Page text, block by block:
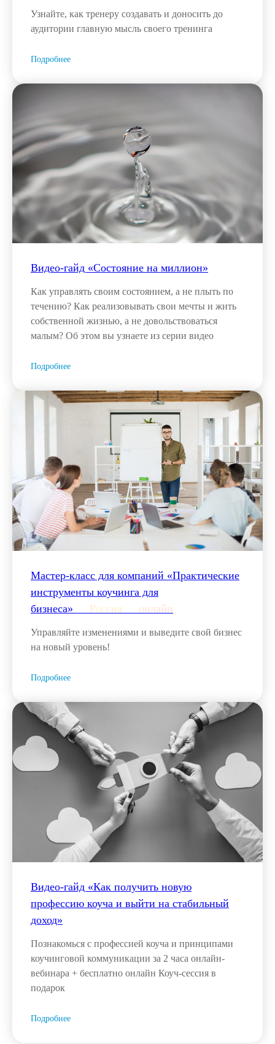
Узнайте, как тренеру создавать и доносить до
аудитории главную мысль своего тренинга
Подробнее
Видео-гайд «Состояние на миллион»
Как управлять своим состоянием, а не плыть по
течению? Как реализовывать свои мечты и жить
собственной жизнью, а не довольствоваться
малым? Об этом вы узнаете из серии видео
Подробнее
Мастер-класс для компаний «Практические
инструменты коучинга для
бизнеса»___ Россия онлайн
Управляйте изменениями и выведите свой бизнес
на новый уровень!
Подробнее
Видео-гайд «Как получить новую
профессию коуча и выйти на стабильный
доход»
Познакомься с профессией коуча и принципами
коучинговой коммуникации за 2 часа онлайн-
вебинара + бесплатно онлайн Коуч-сессия в
подарок
Подробнее